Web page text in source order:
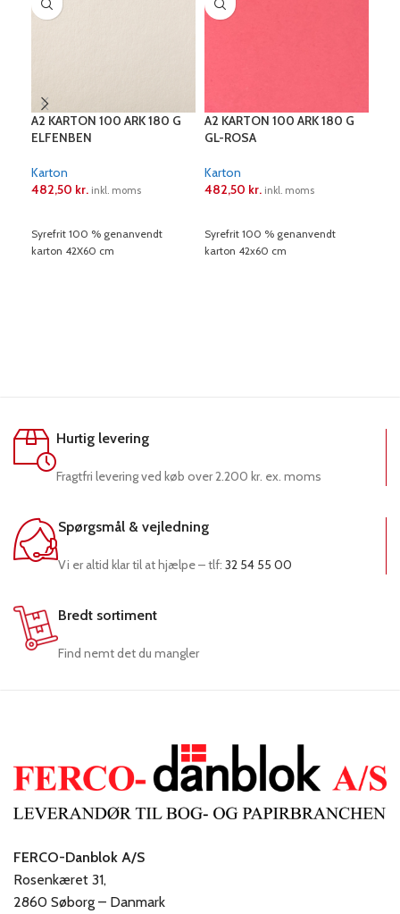
A2 KARTON 100 ARK 180 G
ELFENBEN
Karton
482,50 kr. inkl. moms
Syrefrit 100 % genanvendt
karton 42X60 cm
A2 KARTON 100 ARK 180 G
GL-ROSA
Karton
482,50 kr. inkl. moms
Syrefrit 100 % genanvendt
karton 42x60 cm
Hurtig levering
Fragtfri levering ved køb over 2.200 kr. ex. moms
Spørgsmål & vejledning
Vi er altid klar til at hjælpe – tlf: 32 54 55 00
Bredt sortiment
Find nemt det du mangler
FERCO-Danblok A/S
Rosenkæret 31,
2860 Søborg – Danmark